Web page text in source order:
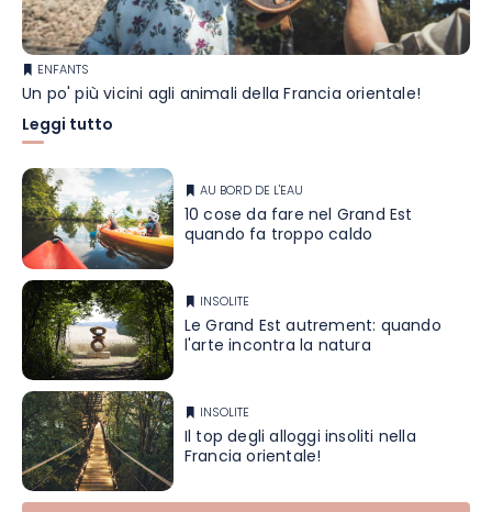
ENFANTS
Un po' più vicini agli animali della Francia orientale!
Leggi tutto
AU BORD DE L'EAU
10 cose da fare nel Grand Est
quando fa troppo caldo
INSOLITE
Le Grand Est autrement: quando
l'arte incontra la natura
INSOLITE
Il top degli alloggi insoliti nella
Francia orientale!